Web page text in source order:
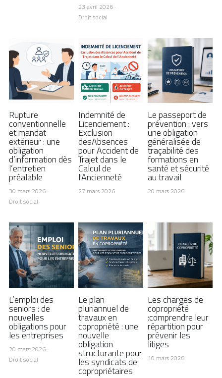
23 avril 2026·
Droit social
Rupture
conventionnelle
et mandat
extérieur : une
obligation
d’information dès
l’entretien
préalable
30 mars 2026·
Droit social
Indemnité de
Licenciement :
Exclusion
desAbsences
pour Accident de
Trajet dans le
Calcul de
l'Ancienneté
27 mars 2026
Le passeport de
prévention : vers
une obligation
généralisée de
traçabilité des
formations en
santé et sécurité
au travail
20 mars 2026
L’emploi des
seniors : de
nouvelles
obligations pour
les entreprises
20 mars 2026·
Droit social
Le plan
pluriannuel de
travaux en
copropriété : une
nouvelle
obligation
structurante pour
les syndicats de
copropriétaires
Les charges de
copropriété
:comprendre leur
répartition pour
prévenir les
litiges
10 mars 2026